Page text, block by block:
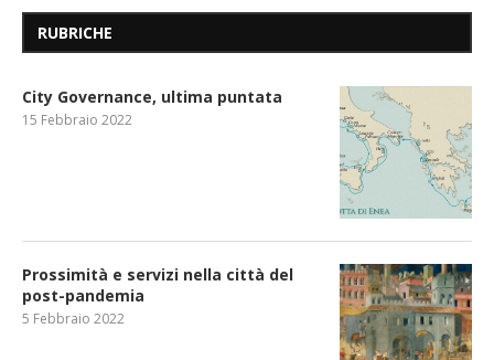
RUBRICHE
City Governance, ultima puntata
15 Febbraio 2022
Prossimità e servizi nella città del
post-pandemia
5 Febbraio 2022